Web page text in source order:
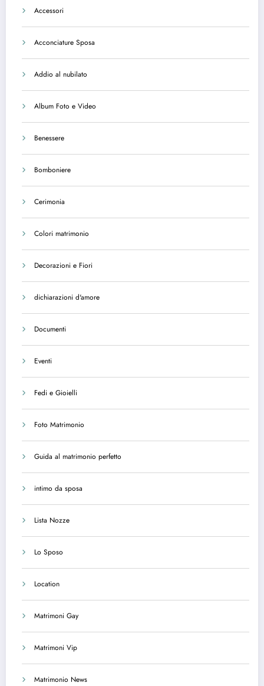
Accessori
Acconciature Sposa
Addio al nubilato
Album Foto e Video
Benessere
Bomboniere
Cerimonia
Colori matrimonio
Decorazioni e Fiori
dichiarazioni d'amore
Documenti
Eventi
Fedi e Gioielli
Foto Matrimonio
Guida al matrimonio perfetto
intimo da sposa
Lista Nozze
Lo Sposo
Location
Matrimoni Gay
Matrimoni Vip
Matrimonio News